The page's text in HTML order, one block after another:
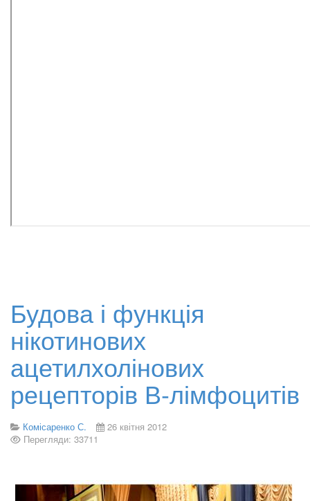
Будова і функція
нікотинових
ацетилхолінових
рецепторів В-лімфоцитів
Комісаренко С.
26 квітня 2012
Перегляди: 33711